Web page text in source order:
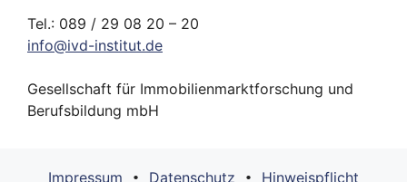
Tel.: 089 / 29 08 20 – 20
info@ivd-institut.de
Gesellschaft für Immobilienmarktforschung und
Berufsbildung mbH
Impressum • Datenschutz • Hinweispflicht